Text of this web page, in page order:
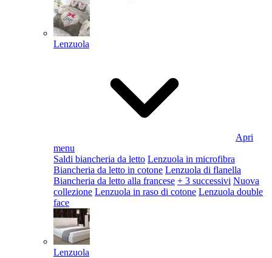
Lenzuola
Apri
menu
Saldi biancheria da letto Lenzuola in microfibra
Biancheria da letto in cotone Lenzuola di flanella
Biancheria da letto alla francese + 3 successivi Nuova
collezione Lenzuola in raso di cotone Lenzuola double
face
Lenzuola